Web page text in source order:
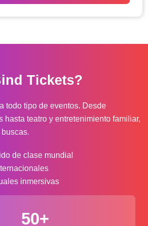
d
p
c
i
s
:
d
d
$
Tickets?
todo tipo de eventos. Desde
hasta teatro y entretenimiento familiar,
de clase mundial
inmersivas
50+